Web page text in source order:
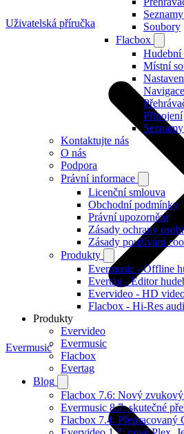
Soubory
Flacbox
Hudební
Místní
Navigace
Připojení
Kontaktujte nás
O nás
Podpora
Právní informace
Licenční smlouva
Obchodní podmínky
Právní upozornění
Zásady ochrany
Zásady používání
Produkty
Evermusic - Offline
Evertag - Editor
Evervideo - HD
Flacbox - Hi-Res
Produkty
Evervideo
Evermusic
Flacbox
Evertag
Blog
Flacbox 7.6: Nový
Evermusic 8.7: skutečné
Flacbox 7.4: Přepracovaný
Uživatelská příručka
Evermusic